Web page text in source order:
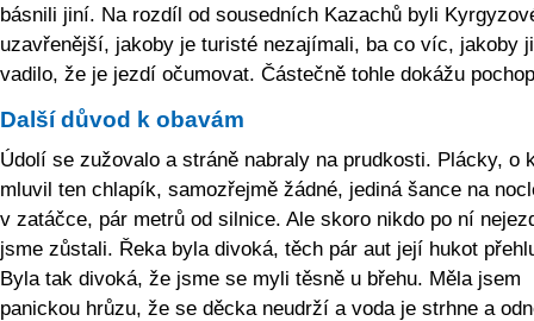
básnili jiní. Na rozdíl od sousedních Kazachů byli
uzavřenější, jakoby je turisté nezajímali, ba co víc, jakoby
vadilo, že je jezdí očumovat. Částečně tohle dokážu
Další důvod k obavám
Údolí se zužovalo a stráně nabraly na prudkosti. Plácky, o
mluvil ten chlapík, samozřejmě žádné, jediná šance na
v zatáčce, pár metrů od silnice. Ale skoro nikdo po ní
jsme zůstali. Řeka byla divoká, těch pár aut její hukot
Byla tak divoká, že jsme se myli těsně u břehu. Měla jsem
panickou hrůzu, že se děcka neudrží a voda je strhne a